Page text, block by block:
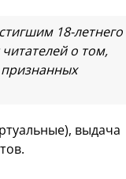
18-летнего
о том,
выдача